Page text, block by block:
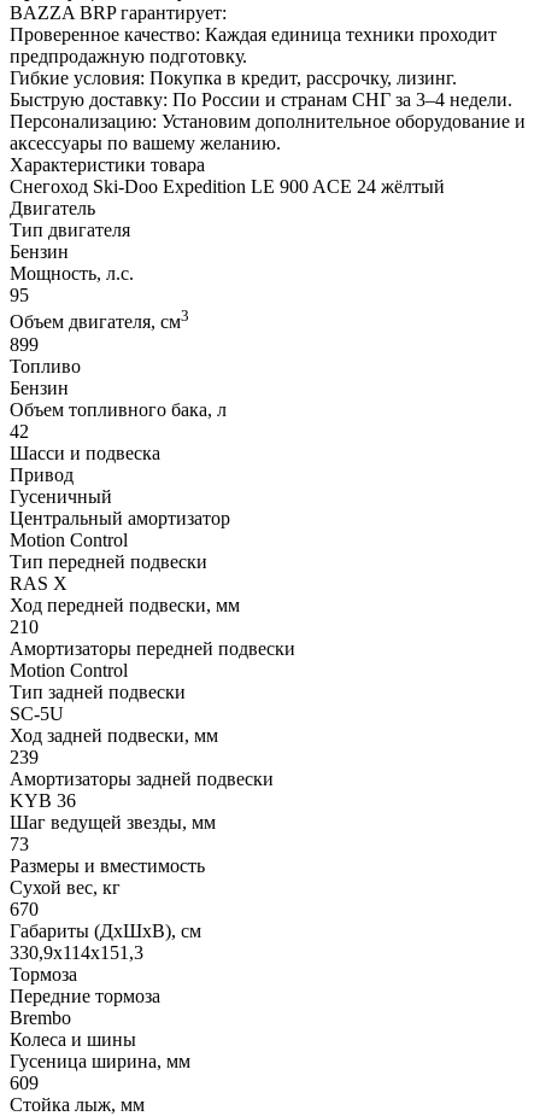
BAZZA BRP гарантирует:
Проверенное качество: Каждая единица техники проходит
предпродажную подготовку.
Гибкие условия: Покупка в кредит, рассрочку, лизинг.
Быструю доставку: По России и странам СНГ за 3–4 недели.
Персонализацию: Установим дополнительное оборудование и
аксессуары по вашему желанию.
Характеристики товара
Снегоход Ski-Doo Expedition LE 900 ACE 24 жёлтый
Двигатель
Тип двигателя
Бензин
Мощность, л.с.
95
Объем двигателя, см3
899
Топливо
Бензин
Объем топливного бака, л
42
Шасси и подвеска
Привод
Гусеничный
Центральный амортизатор
Motion Control
Тип передней подвески
RAS X
Ход передней подвески, мм
210
Амортизаторы передней подвески
Motion Control
Тип задней подвески
SC-5U
Ход задней подвески, мм
239
Амортизаторы задней подвески
KYB 36
Шаг ведущей звезды, мм
73
Размеры и вместимость
Сухой вес, кг
670
Габариты (ДхШхВ), см
330,9x114x151,3
Тормоза
Передние тормоза
Brembo
Колеса и шины
Гусеница ширина, мм
609
Стойка лыж, мм